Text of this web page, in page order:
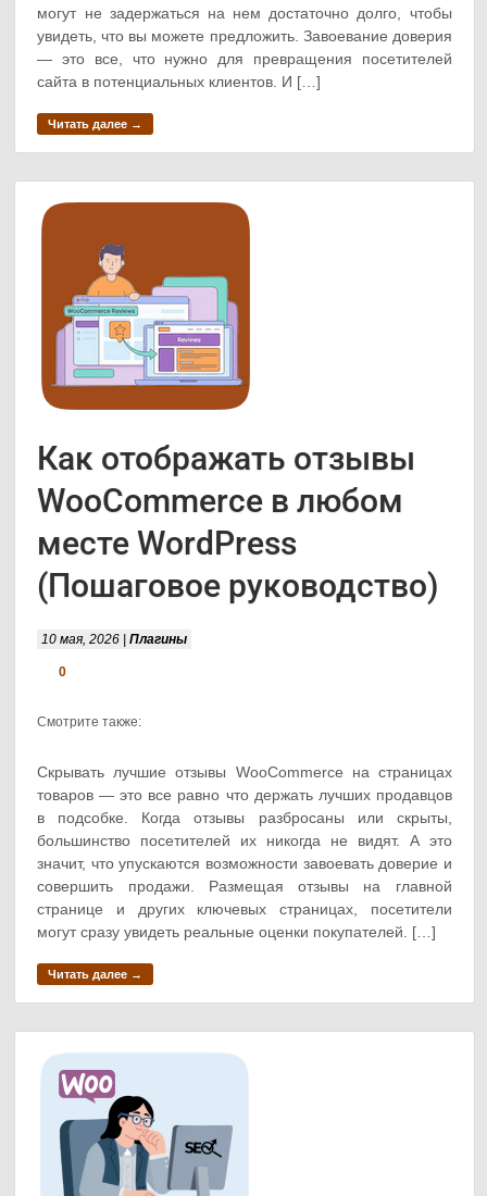
могут не задержаться на нем достаточно долго, чтобы
увидеть, что вы можете предложить. Завоевание доверия
— это все, что нужно для превращения посетителей
сайта в потенциальных клиентов. И […]
Читать далее →
Как отображать отзывы
WooCommerce в любом
месте WordPress
(Пошаговое руководство)
10 мая, 2026 |Плагины
0
Смотрите также:
Скрывать лучшие отзывы WooCommerce на страницах
товаров — это все равно что держать лучших продавцов
в подсобке. Когда отзывы разбросаны или скрыты,
большинство посетителей их никогда не видят. А это
значит, что упускаются возможности завоевать доверие и
совершить продажи. Размещая отзывы на главной
странице и других ключевых страницах, посетители
могут сразу увидеть реальные оценки покупателей. […]
Читать далее →